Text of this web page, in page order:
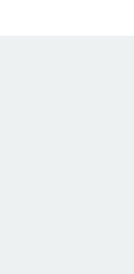
das manchas